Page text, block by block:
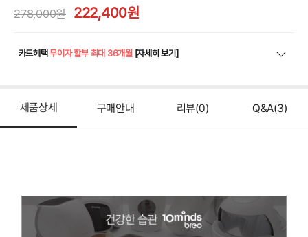
278,000원 222,400원
카드혜택무이자 할부 최대 36개월 [자세히 보기]
제품상세 구매안내 리뷰(0) Q&A(3)